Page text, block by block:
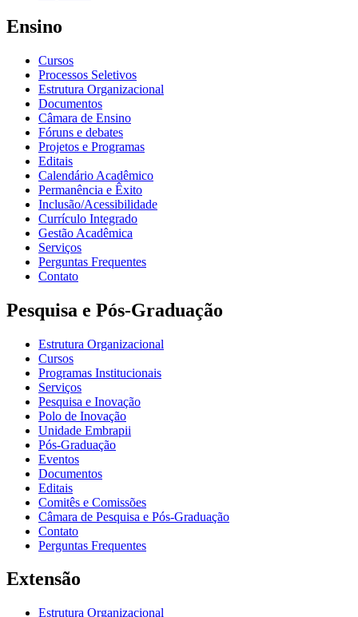
Ensino
Cursos
Processos Seletivos
Estrutura Organizacional
Documentos
Câmara de Ensino
Fóruns e debates
Projetos e Programas
Editais
Calendário Acadêmico
Permanência e Êxito
Inclusão/Acessibilidade
Currículo Integrado
Gestão Acadêmica
Serviços
Perguntas Frequentes
Contato
Pesquisa e Pós-Graduação
Estrutura Organizacional
Cursos
Programas Institucionais
Serviços
Pesquisa e Inovação
Polo de Inovação
Unidade Embrapii
Pós-Graduação
Eventos
Documentos
Editais
Comitês e Comissões
Câmara de Pesquisa e Pós-Graduação
Contato
Perguntas Frequentes
Extensão
Estrutura Organizacional